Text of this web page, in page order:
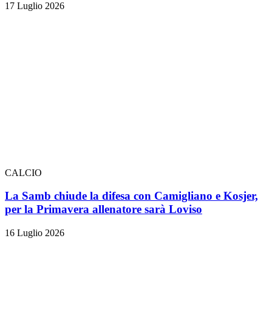
17 Luglio 2026
CALCIO
La Samb chiude la difesa con Camigliano e Kosjer,
per la Primavera allenatore sarà Loviso
16 Luglio 2026